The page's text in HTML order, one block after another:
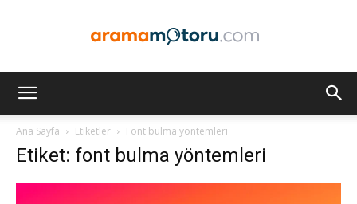
Ana Sayfa Etiketler Font bulma yöntemleri
Etiket: font bulma yöntemleri